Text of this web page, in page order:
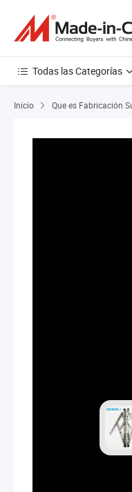
Todas las Categorías
Inicio Que es Fabricación